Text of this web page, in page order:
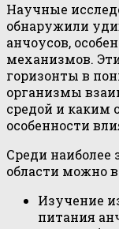
Научные
обнаружили
анчоусов,
механизмов.
горизонты в
организмы
средой и каким
особенности
Среди
области можно
Изучение
питания